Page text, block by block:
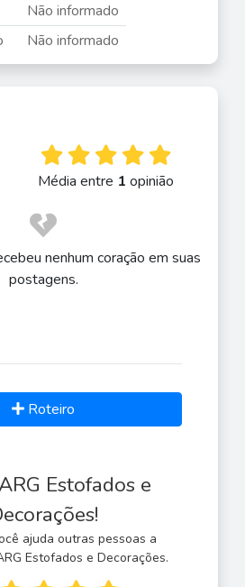
Não informado
Não informado
Média entre 1opinião
nenhum coração em suas
postagens.
Roteiro
Estofados e
ajuda outras pessoas a
Estofados e Decorações.